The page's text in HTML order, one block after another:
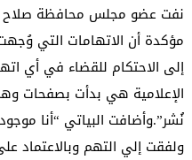
نفت عضو مجلس محافظة صلاح
مؤكدة أن الاتهامات التي
إلى الاحتكام للقضاء في أي
الإعلامية هي بدأت بصفحات
نُشر”.وأضافت البياتي “أنا
ولفقت إلي التهم